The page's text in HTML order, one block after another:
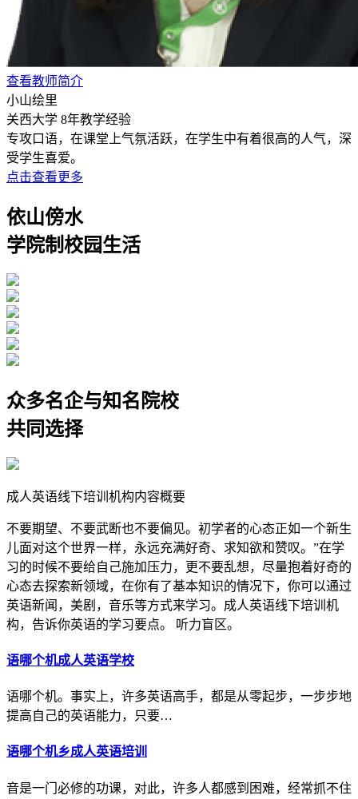
查看教师简介
小山绘里
关西大学 8年教学经验
专攻口语，在课堂上气氛活跃，在学生中有着很高的人气，深
受学生喜爱。
点击查看更多
依山傍水
学院制校园生活
众多名企与知名院校
共同选择
成人英语线下培训机构内容概要
不要期望、不要武断也不要偏见。初学者的心态正如一个新生
儿面对这个世界一样，永远充满好奇、求知欲和赞叹。”在学
习的时候不要给自己施加压力，更不要乱想，尽量抱着好奇的
心态去探索新领域，在你有了基本知识的情况下，你可以通过
英语新闻，美剧，音乐等方式来学习。成人英语线下培训机
构，告诉你英语的学习要点。 听力盲区。
语哪个机成人英语学校
语哪个机。事实上，许多英语高手，都是从零起步，一步步地
提高自己的英语能力，只要…
语哪个机乡成人英语培训
音是一门必修的功课，对此，许多人都感到困难，经常抓不住